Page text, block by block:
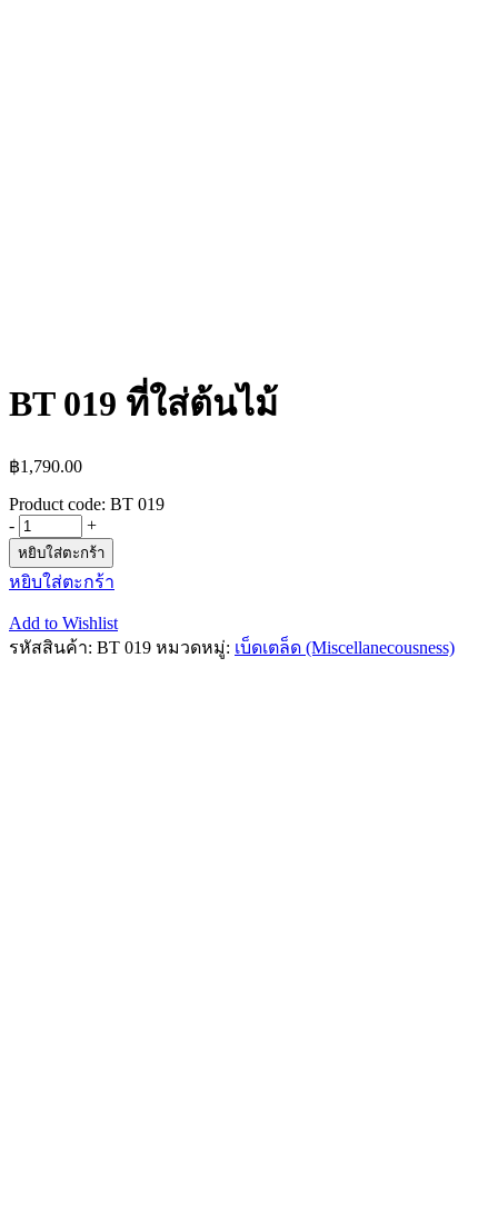
BT 019 ที่ใส่ต้นไม้
฿1,790.00
Product code: BT 019
-
+
หยิบใส่ตะกร้า
หยิบใส่ตะกร้า
Add to Wishlist
รหัสสินค้า: BT 019 หมวดหมู่: เบ็ดเตล็ด (Miscellanecousness)